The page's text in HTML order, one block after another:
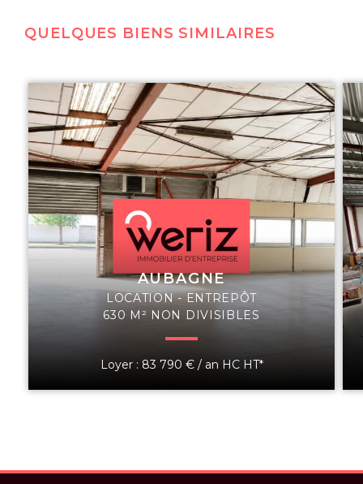
QUELQUES BIENS SIMILAIRES
AUBAGNE
LOCATION - ENTREPÔT
630 M² NON DIVISIBLES
Loyer : 83 790 € / an HC HT*